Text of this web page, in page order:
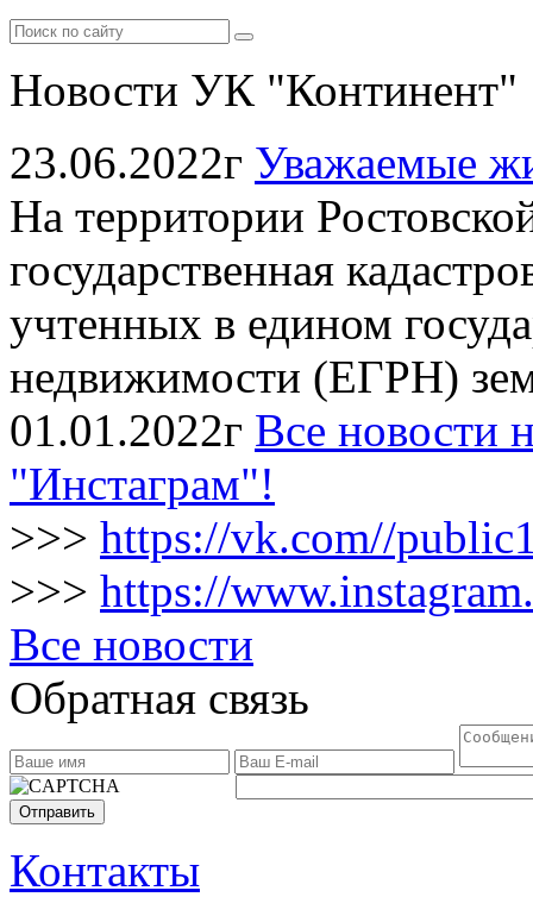
Новости УК "Континент"
23.06.2022г Уважаемые
На территории
государственная
учтенных в едином
недвижимости (ЕГРН)
01.01.2022г Все новости
"Инстаграм"!
>>> https://vk.com//
>>> https://
Все новости
Обратная связь
Отправить
Контакты